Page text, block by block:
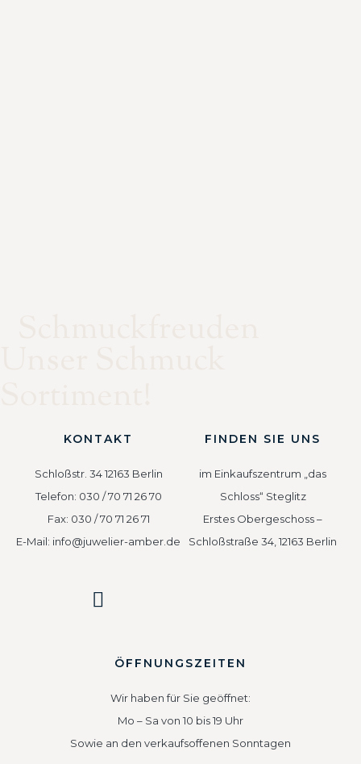
KONTAKT
Schloßstr. 34 12163 Berlin
Telefon: 030 / 70 71 26 70
Fax: 030 / 70 71 26 71
E-Mail: info@juwelier-amber.de
FINDEN SIE UNS
im Einkaufszentrum „das
Schloss“ Steglitz
Erstes Obergeschoss –
Schloßstraße 34, 12163 Berlin
ÖFFNUNGSZEITEN
Wir haben für Sie geöffnet:
Mo – Sa von 10 bis 19 Uhr
Sowie an den verkaufsoffenen Sonntagen